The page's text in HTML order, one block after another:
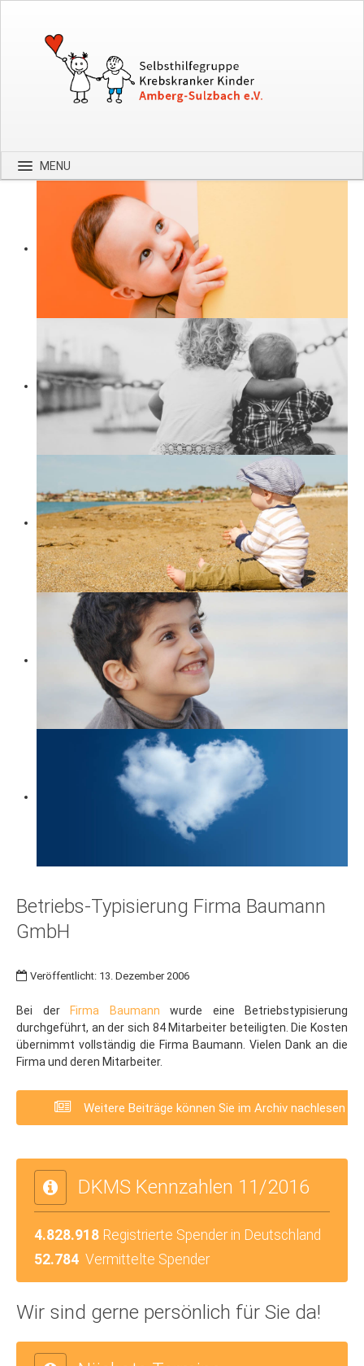
MENU
Spenden
Suchen
Betriebs-Typisierung Firma Baumann
GmbH
Veröffentlicht: 13. Dezember 2006
Bei der Firma Baumann wurde eine Betriebstypisierung
durchgeführt, an der sich 84 Mitarbeiter beteiligten. Die Kosten
übernimmt vollständig die Firma Baumann. Vielen Dank an die
Firma und deren Mitarbeiter.
Weitere Beiträge können Sie im Archiv nachlesen
DKMS Kennzahlen 11/2016
4.828.918 Registrierte Spender in Deutschland
52.784 Vermittelte Spender
Wir sind gerne persönlich für Sie da!